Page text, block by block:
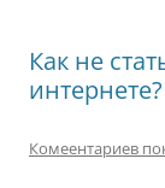
Как не
интернете?
Комеентариев